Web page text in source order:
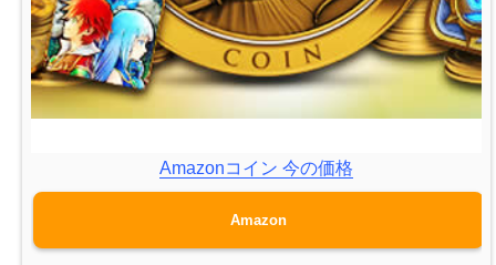
Amazonコイン 今の価格
Amazon